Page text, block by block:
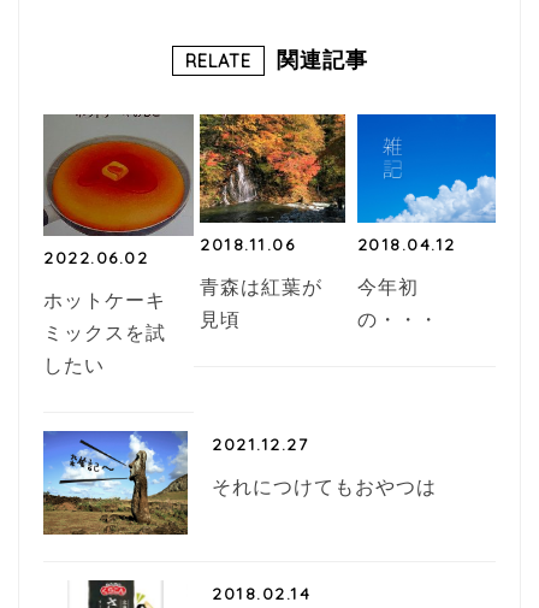
o
k
RELATE 関連記事
2022.06.02
ホットケーキ
ミックスを試
したい
2018.11.06
青森は紅葉が
見頃
2018.04.12
今年初
の・・・
2021.12.27
それにつけてもおやつは
2018.02.14